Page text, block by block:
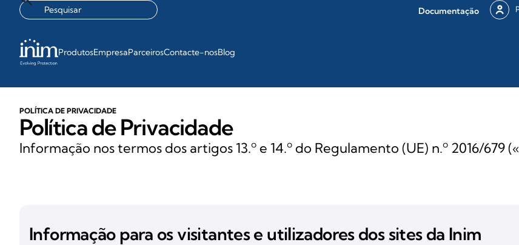
Documentação
ProdutosEmpresaParceirosContacte-nosBlog
POLÍTICA DE PRIVACIDADE
Política de Privacidade
Informação nos termos dos artigos 13.º e 14.º do Regulamento (UE) n.º 2016/679
Informação para os visitantes e utilizadores dos sites da Inim